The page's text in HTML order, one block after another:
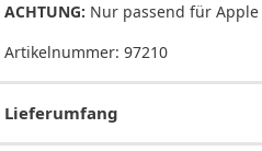
ACHTUNG: Nur passend für
Artikelnummer: 97210
Lieferumfang